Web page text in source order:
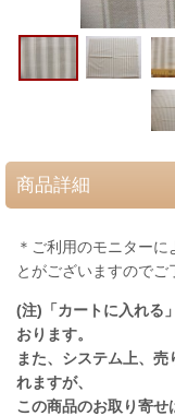
商品詳細
＊ご利用のモニター
とがございますのでご
(注)「カートに入れる
おります。
また、システム上、
れますが、
この商品のお取り寄せ